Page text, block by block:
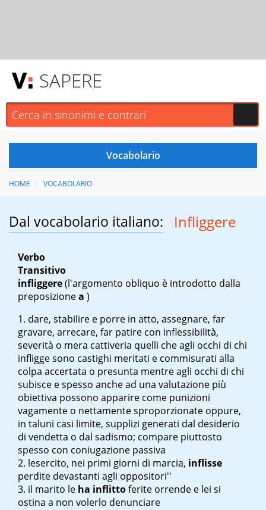
SAPERE
HOME VOCABOLARIO
Dal vocabolario italiano: Infliggere
Verbo
Transitivo
infliggere(l'argomento obliquo è introdotto dalla
preposizionea )
dare, stabilire e porre in atto, assegnare, far
gravare, arrecare, far patire con inflessibilità,
severità o mera cattiveria quelli che agli occhi di chi
infligge sono castighi meritati e commisurati alla
colpa accertata o presunta mentre agli occhi di chi
subisce e spesso anche ad una valutazione più
obiettiva possono apparire come punizioni
vagamente o nettamente sproporzionate oppure,
in taluni casi limite, supplizi generati dal desiderio
di vendetta o dal sadismo; compare piuttosto
spesso con coniugazione passiva
lesercito, nei primi giorni di marcia, inflisse
perdite devastanti agli oppositori''
il marito le ha inflittoferite orrende e lei si
ostina a non volerlo denunciare